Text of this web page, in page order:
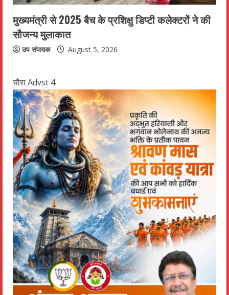
मुख्यमंत्री से 2025 बैच के प्रशिक्षु डिप्टी कलेक्टरों ने की
सौजन्य मुलाकात
उप संपादक August 5, 2026
चौरा Advst 4